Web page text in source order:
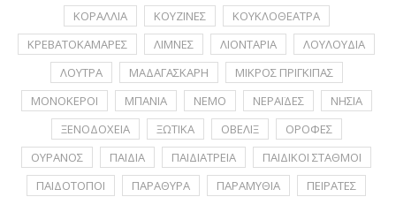
ΚΟΡΑΛΛΙΑ
ΚΟΥΖΙΝΕΣ
ΚΟΥΚΛΟΘΕΑΤΡΑ
ΚΡΕΒΑΤΟΚΑΜΑΡΕΣ
ΛΙΜΝΕΣ ΛΙΟΝΤΑΡΙΑ
ΛΟΥΛΟΥΔΙΑ
ΛΟΥΤΡΑ
ΜΑΔΑΓΑΣΚΑΡΗ
ΜΙΚΡΟΣ ΠΡΙΓΚΙΠΑΣ
ΜΟΝΟΚΕΡΟΙ
ΜΠΑΝΙΑ ΝΕΜΟ ΝΕΡΑΪΔΕΣ
ΝΗΣΙΑ
ΞΕΝΟΔΟΧΕΙΑ
ΞΩΤΙΚΑ ΟΒΕΛΙΞ
ΟΡΟΦΕΣ
ΟΥΡΑΝΟΣ
ΠΑΙΔΙΑ ΠΑΙΔΙΑΤΡΕΙΑ
ΠΑΙΔΙΚΟΙ ΣΤΑΘΜΟΙ
ΠΑΙΔΟΤΟΠΟΙ
ΠΑΡΑΘΥΡΑ ΠΑΡΑΜΥΘΙΑ
ΠΕΙΡΑΤΕΣ